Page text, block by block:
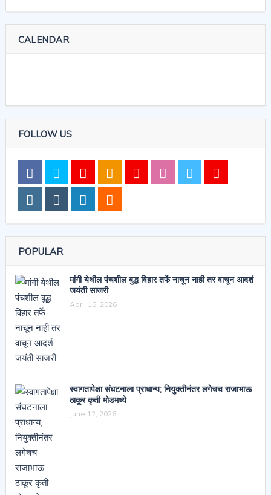
CALENDAR
FOLLOW US
POPULAR
मांगी येथील पंचशील बुद्ध विहार तर्फे नाचून नाही तर वाचून आदर्श
जयंती साजरी
April 15, 2026
स्वागतापेक्षा संघटनाला प्राधान्य; नियुक्तीनंतर लगेचच राजाभाऊ
ठाकूर कृती मोडमध्ये
June 12, 2026